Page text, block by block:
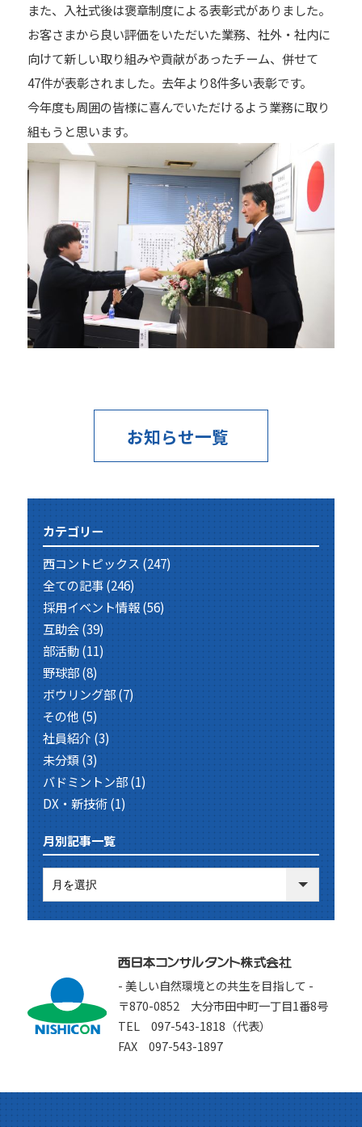
また、入社式後は褒章制度による表彰式がありました。
お客さまから良い評価をいただいた業務、社外・社内に
向けて新しい取り組みや貢献があったチーム、併せて
47件が表彰されました。去年より8件多い表彰です。
今年度も周囲の皆様に喜んでいただけるよう業務に取り
組もうと思います。
お知らせ一覧
カテゴリー
西コントピックス(247)
全ての記事(246)
採用イベント情報(56)
互助会(39)
部活動(11)
野球部(8)
ボウリング部(7)
その他(5)
社員紹介 (3)
未分類(3)
バドミントン部(1)
DX・新技術(1)
月別記事一覧
- 美しい自然環境との共生を目指して -
〒870-0852 大分市田中町一丁目1番8号
TEL 097-543-1818（代表）
FAX 097-543-1897